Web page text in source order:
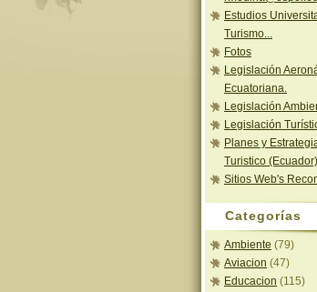
Estudios
Turismo...
Fotos
Legislación
Ecuatoriana.
Legislación
Legislación
Planes y
Turistico
Sitios Web's
Categorías
Ambiente (79)
Aviacion (47)
Educacion (115)